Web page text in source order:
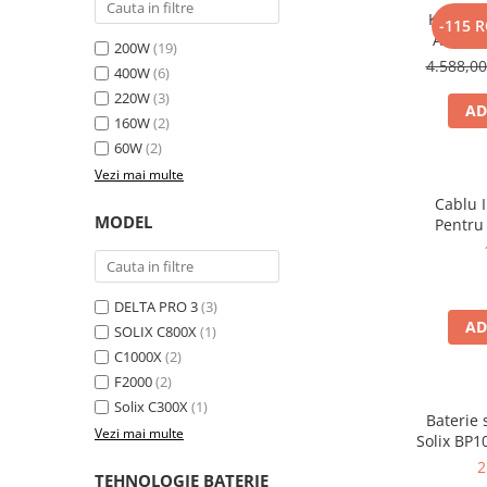
Toate panourile portabile
Frigidere Portabile
Componente Fotovoltaice
Incarcatoare solare
Incarcatoare solare MPPT
Incarcatoare solare PWM
Interfete si cabluri
Cabluri panouri fotovoltaice
Cabluri pentru echipamente
200W(19)
400W(6)
220W(3)
160W(2)
60W(2)
Vezi mai multe
MODEL
DELTA PRO 3(3)
SOLIX C800X(1)
C1000X(2)
F2000(2)
Solix C300X(1)
Vezi mai multe
TEHNOLOGIE BATERIE
-115
Kit
Anker
2000W
Cablu
Baterie
Solix